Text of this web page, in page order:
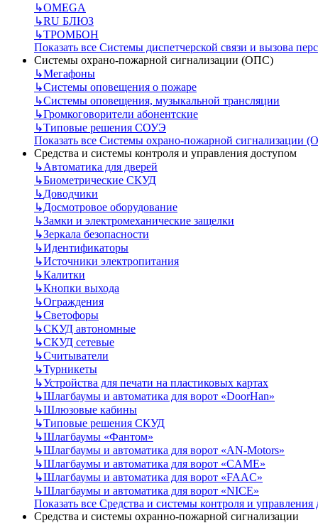
↳OMEGA
↳RU БЛЮЗ
↳ТРОМБОН
Показать все Системы диспетчерской связи и вызова
Системы охрано-пожарной сигнализации (ОПС)
↳Мегафоны
↳Системы оповещения о пожаре
↳Системы оповещения, музыкальной трансляции
↳Громкоговорители абонентские
↳Типовые решения СОУЭ
Показать все Системы охрано-пожарной сигнализации
Средства и системы контроля и управления доступом
↳Автоматика для дверей
↳Биометрические СКУД
↳Доводчики
↳Досмотровое оборудование
↳Замки и электромеханические защелки
↳Зеркала безопасности
↳Идентификаторы
↳Источники электропитания
↳Калитки
↳Кнопки выхода
↳Ограждения
↳Светофоры
↳СКУД автономные
↳СКУД сетевые
↳Считыватели
↳Турникеты
↳Устройства для печати на пластиковых картах
↳Шлагбаумы и автоматика для ворот «DoorHan»
↳Шлюзовые кабины
↳Типовые решения СКУД
↳Шлагбаумы «Фантом»
↳Шлагбаумы и автоматика для ворот «AN-Motors»
↳Шлагбаумы и автоматика для ворот «CAME»
↳Шлагбаумы и автоматика для ворот «FAAC»
↳Шлагбаумы и автоматика для ворот «NICE»
Показать все Средства и системы контроля и управления
Средства и системы охранно-пожарной сигнализации